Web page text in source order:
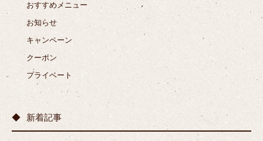
おすすめメニュー
お知らせ
キャンペーン
クーポン
プライベート
新着記事